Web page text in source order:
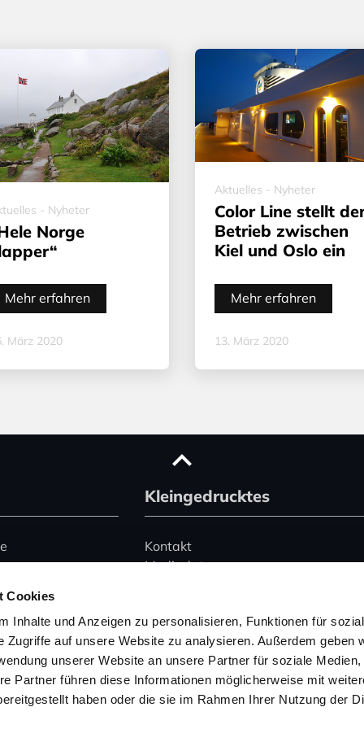
Cookies
Inhalte und Anzeigen zu personalisieren, Funktionen für
Zugriffe auf unsere Website zu analysieren. Außerdem geben
unserer Website an unsere Partner für soziale Medien,
Partner führen diese Informationen möglicherweise mit
haben oder die sie im Rahmen Ihrer Nutzung der
- Nyheter
Norge
Mehr erfahren
März 2020
Aktuelles - Nyheter
Color Line stellt
Betrieb zwischen
Kiel und Oslo ein
Mehr erfahren
13. März 2020
2495074
53004754
Kleingedrucktes
Kontakt
Mediadaten
Datenschutz
Impressum
Hinweise zur Buchung
von Ferienhäusern